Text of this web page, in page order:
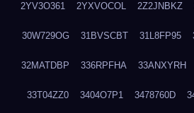
2YV3O361 2YXVOCOL 2Z2JNBKZ
30W729OG 31BVSCBT 31L8FP95
32MATDBP 336RPFHA 33ANXYRH
33T04ZZ0 3404O7P1 3478760D